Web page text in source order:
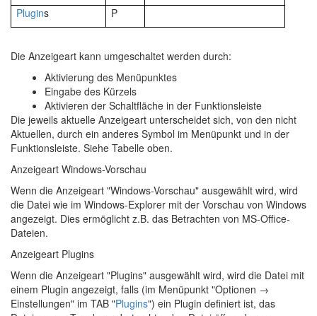
Plugins P
Die Anzeigeart kann umgeschaltet werden durch:
Aktivierung des Menüpunktes
Eingabe des Kürzels
Aktivieren der Schaltfläche in der Funktionsleiste
Die jeweils aktuelle Anzeigeart unterscheidet sich, von den nicht
Aktuellen, durch ein anderes Symbol im Menüpunkt und in der
Funktionsleiste. Siehe Tabelle oben.
Anzeigeart Windows-Vorschau
Wenn die Anzeigeart "Windows-Vorschau" ausgewählt wird, wird
die Datei wie im Windows-Explorer mit der Vorschau von Windows
angezeigt. Dies ermöglicht z.B. das Betrachten von MS-Office-
Dateien.
Anzeigeart Plugins
Wenn die Anzeigeart "Plugins" ausgewählt wird, wird die Datei mit
einem Plugin angezeigt, falls (im Menüpunkt "Optionen →
Einstellungen" im TAB "Plugins") ein Plugin definiert ist, das